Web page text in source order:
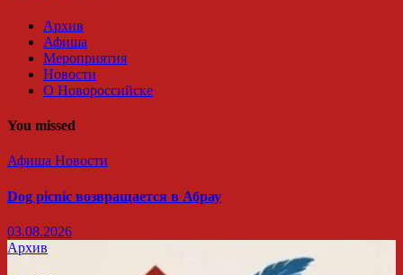
Архив
Афиша
Мероприятия
Новости
О Новороссийске
You missed
Афиша Новости
Dog picnic возвращается в Абрау
03.08.2026
Архив